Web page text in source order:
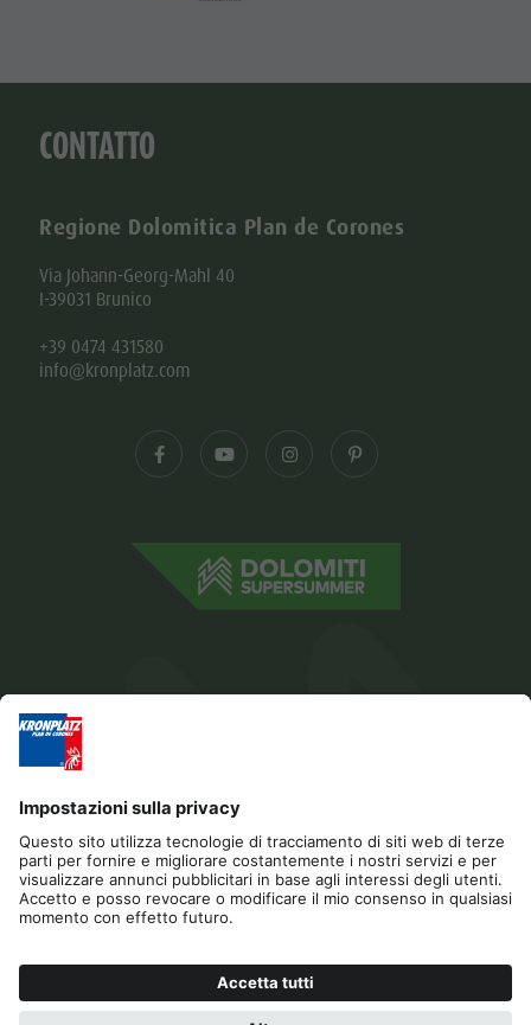
CONTATTO
Regione Dolomitica Plan de Corones
Via Johann-Georg-Mahl 40
I-39031 Brunico
+39 0474 431580
info@kronplatz.com
Editoria Privacy Dichiarazione di accessibilità
Contatto
B2B
Cookies Press & Media